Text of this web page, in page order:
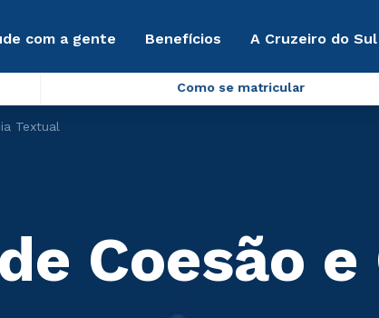
com a gente Benefícios A Cruzeiro do
Como se matricular
Textual
Coesão